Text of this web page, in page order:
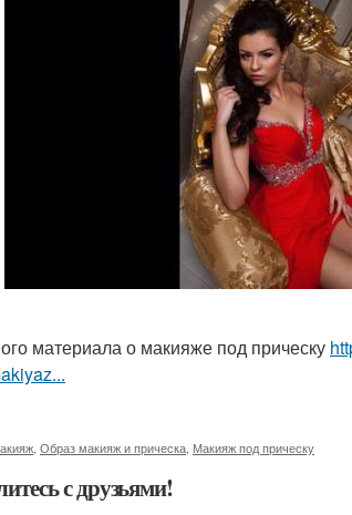
материала о макияже под прическу
Образ макияж и прическа Макияж под прическу
с друзьями!